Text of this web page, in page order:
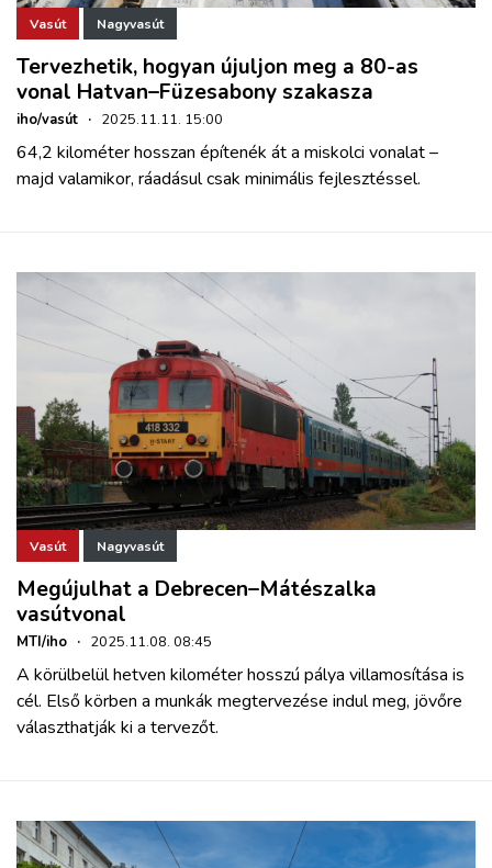
Vasút Nagyvasút
Tervezhetik, hogyan újuljon meg a 80-as
vonal Hatvan–Füzesabony szakasza
iho/vasút · 2025.11.11. 15:00
64,2 kilométer hosszan építenék át a miskolci vonalat –
majd valamikor, ráadásul csak minimális fejlesztéssel.
Vasút Nagyvasút
Megújulhat a Debrecen–Mátészalka
vasútvonal
MTI/iho · 2025.11.08. 08:45
A körülbelül hetven kilométer hosszú pálya villamosítása is
cél. Első körben a munkák megtervezése indul meg, jövőre
választhatják ki a tervezőt.